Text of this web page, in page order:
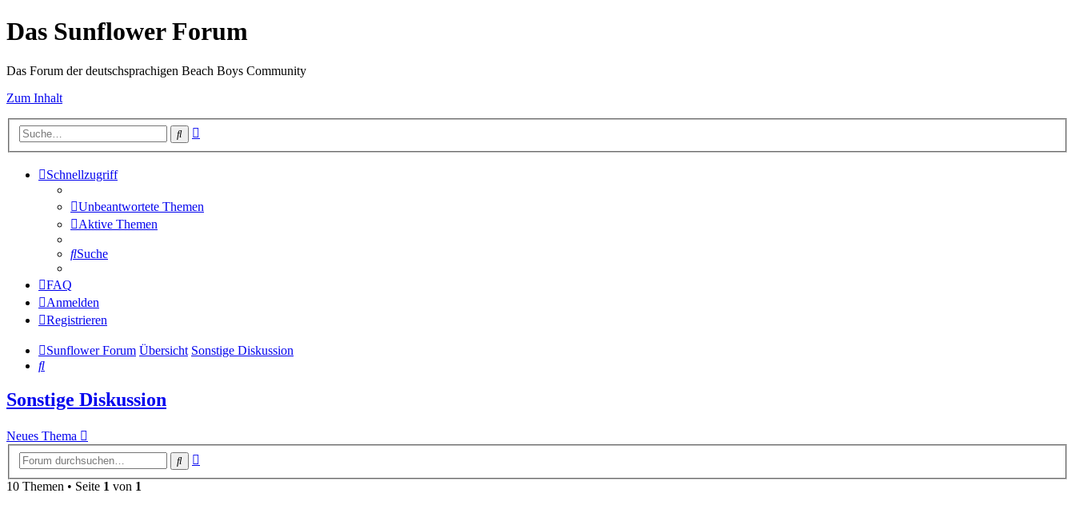
Das Sunflower Forum
Das Forum der deutschsprachigen Beach Boys Community
Zum Inhalt
Suche
Schnellzugriff
Unbeantwortete Themen
Aktive Themen
Suche
FAQ
Anmelden
Registrieren
Sunflower Forum Übersicht Sonstige Diskussion
Suche
Sonstige Diskussion
Neues Thema
Suche
10 Themen • Seite 1 von 1